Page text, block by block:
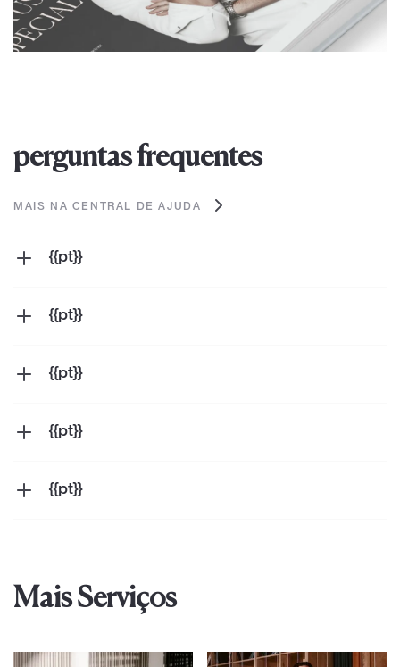
perguntas frequentes
MAIS NA CENTRAL DE AJUDA
{{pt}}
{{pt}}
{{pt}}
{{pt}}
{{pt}}
Mais Serviços